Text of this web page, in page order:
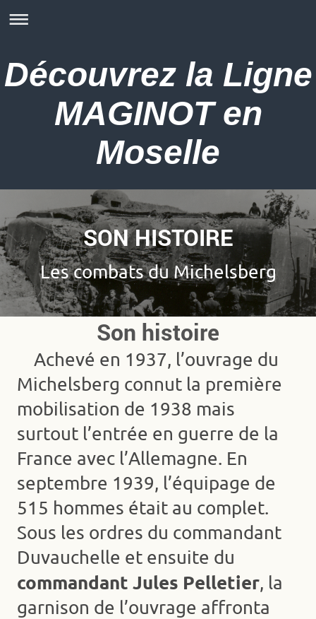
Découvrez la Ligne
MAGINOT en
Moselle
SON HISTOIRE
Les combats du Michelsberg
Son histoire
Achevé en 1937, l’ouvrage du
Michelsberg connut la première
mobilisation de 1938 mais
surtout l’entrée en guerre de la
France avec l’Allemagne. En
septembre 1939, l’équipage de
515 hommes était au complet.
Sous les ordres du commandant
Duvauchelle et ensuite du
commandant Jules Pelletier, la
garnison de l’ouvrage affronta